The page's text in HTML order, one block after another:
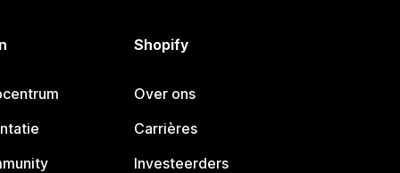
Shopify
Over ons
Carrières
Investeerders